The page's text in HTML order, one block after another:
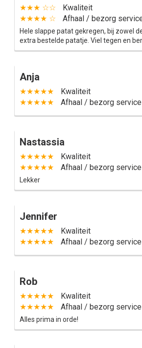
★★★ ☆☆
Kwaliteit
★★★★ ☆
Afhaal / bezorg
Hele slappe patat gekregen, bij zowel
extra bestelde patatje. Viel tegen en
Anja
★★★★★
Kwaliteit
★★★★★
Afhaal / bezorg service
Nastassia
★★★★★
Kwaliteit
★★★★★
Afhaal / bezorg service
Lekker
Jennifer
★★★★★
Kwaliteit
★★★★★
Afhaal / bezorg service
Rob
★★★★★
Kwaliteit
★★★★★
Afhaal / bezorg service
Alles prima in orde!